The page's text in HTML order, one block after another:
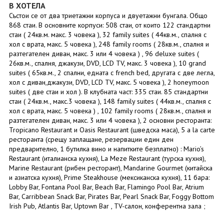
В ХОТЕЛА
Състои се от два триетажни корпуса и двуетажни бунгала. Общо
868 стаи. В основните корпуси: 508 стаи, от които 122 стандартни
стаи ( 24кв.м. макс. 3 човека ), 32 family suites ( 44кв.м., спалня с
хол с врата, макс. 5 човека ), 248 family rooms ( 28кв.м., спалня и
разтегателен диван, макс. 3 или 4 човека ) , 96 deluxe suites (
26кв.м., спалня, джакузи, DVD, LCD TV, макс. 3 човека ), 10 grand
suites ( 65кв.м., 2 спални, едната с french bed, другата с две легла,
хол с диван,джакузи, DVD, LCD TV, макс. 5 човека ), 2 honeymoon
suites ( две стаи и хол ). В клубната част: 335 стаи. 85 стандартни
стаи ( 24кв.м., макс.3 човека ), 148 family suites ( 44кв.м., спалня с
хол с врата, макс. 5 човека ) , 102 family rooms ( 28кв.м., спалня и
разтегателен диван, макс. 3 или 4 човека ), 2 основни ресторанта:
Tropicano Restaurant и Oasis Restaurant (шведска маса), 5 а la carte
ресторанта (срещу заплащане, резервации един ден
предварително, 1 бутилка вино и напитките безплатно) : Mario’s
Restaurant (италианска кухня), La Meze Restaurant (турска кухня),
Marine Restaurant (рибен ресторант), Mandarine Gourmet (китайска
и азиатска кухня), Prime Steakhouse (мексиканска кухня), 11 бара:
Lobby Bar, Fontana Pool Bar, Beach Bar, Flamingo Pool Bar, Atrium
Bar, Carribbean Snack Bar, Pirates Bar, Pearl Snack Bar, Foggy Bottom
Irish Pub, Atlantis Bar, Uptown Bar , TV-салон, конферентнa залa ;